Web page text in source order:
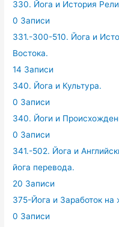
330. Йога и История
0 Записи
331.-300-510. Йога и
Востока.
14 Записи
340. Йога и Культура.
0 Записи
340. Йоги и
0 Записи
341.-502. Йога и
йога перевода.
20 Записи
375-Йога и Заработок на
0 Записи